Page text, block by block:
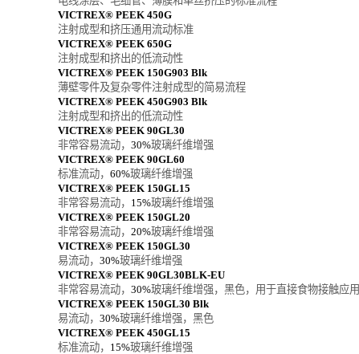
VICTREX® PEEK 450G
注射成型和挤压通用流动标准
VICTREX® PEEK 650G
注射成型和挤出的低流动性
VICTREX® PEEK 150G903 Blk
薄壁零件及复杂零件注射成型的简易流程
VICTREX® PEEK 450G903 Blk
注射成型和挤出的低流动性
VICTREX® PEEK 90GL30
非常容易流动， 30%玻璃纤维增强
VICTREX® PEEK 90GL60
标准流动， 60%玻璃纤维增强
VICTREX® PEEK 150GL15
非常容易流动， 15%玻璃纤维增强
VICTREX® PEEK 150GL20
非常容易流动， 20%玻璃纤维增强
VICTREX® PEEK 150GL30
易流动， 30%玻璃纤维增强
VICTREX® PEEK 90GL30BLK-EU
非常容易流动， 30%玻璃纤维增强，黑色，用于直接食物接触应用
VICTREX® PEEK 150GL30 Blk
易流动， 30%玻璃纤维增强，黑色
VICTREX® PEEK 450GL15
标准流动， 15%玻璃纤维增强